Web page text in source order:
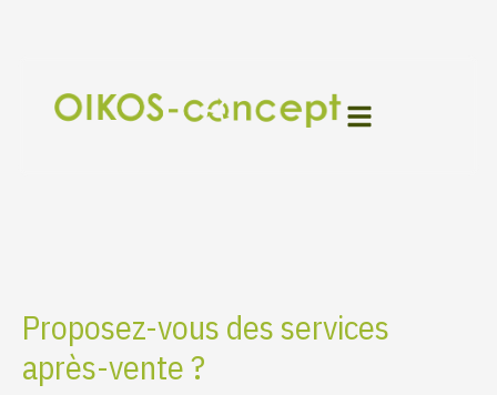
Proposez-vous des services
après-vente ?